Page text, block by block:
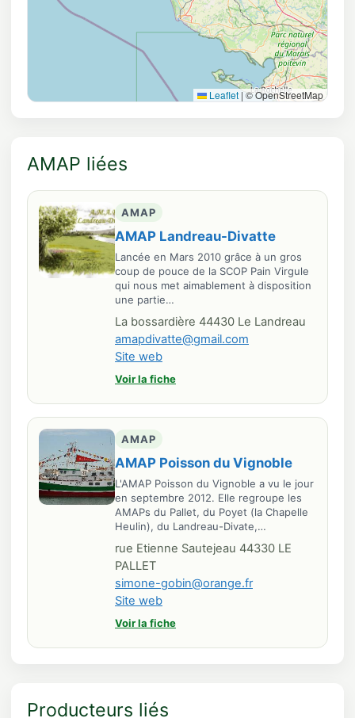
Leaflet | © OpenStreetMap
AMAP liées
AMAP
AMAP Landreau-Divatte
Lancée en Mars 2010 grâce à un gros
coup de pouce de la SCOP Pain Virgule
qui nous met aimablement à disposition
une partie…
La bossardière 44430 Le Landreau
amapdivatte@gmail.com
Site web
Voir la fiche
AMAP
AMAP Poisson du Vignoble
L'AMAP Poisson du Vignoble a vu le jour
en septembre 2012. Elle regroupe les
AMAPs du Pallet, du Poyet (la Chapelle
Heulin), du Landreau-Divate,…
rue Etienne Sautejeau 44330 LE
PALLET
simone-gobin@orange.fr
Site web
Voir la fiche
Producteurs liés